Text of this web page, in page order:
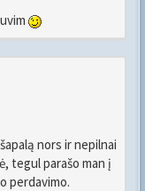
nors ir nepilnai
tegul parašo man į
perdavimo.